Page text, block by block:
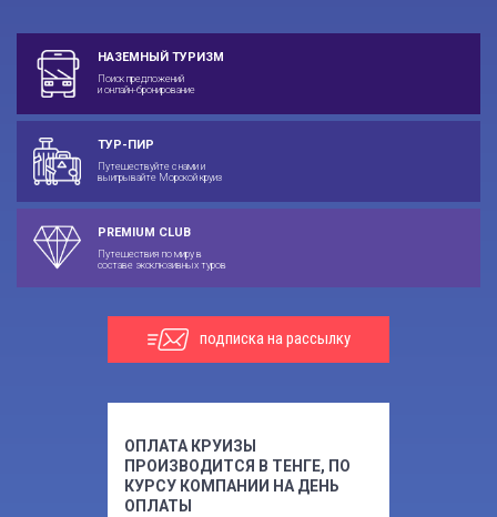
НАЗЕМНЫЙ ТУРИЗМ
Поиск предложений
и онлайн-бронирование
ТУР-ПИР
Путешествуйте с нами и
выигрывайте Морской круиз
PREMIUM CLUB
Путешествия по миру в
составе эксклюзивных туров
подписка на рассылку
ОПЛАТА КРУИЗЫ
ПРОИЗВОДИТСЯ В ТЕНГЕ, ПО
КУРСУ КОМПАНИИ НА ДЕНЬ
ОПЛАТЫ